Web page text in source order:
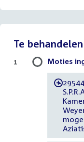
Te
Moties
-
1